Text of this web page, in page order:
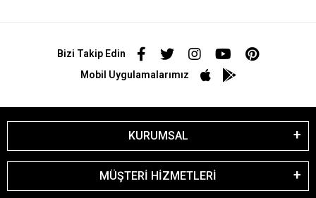
Bizi Takip Edin
Mobil Uygulamalarımız
KURUMSAL
MÜŞTERİ HİZMETLERİ